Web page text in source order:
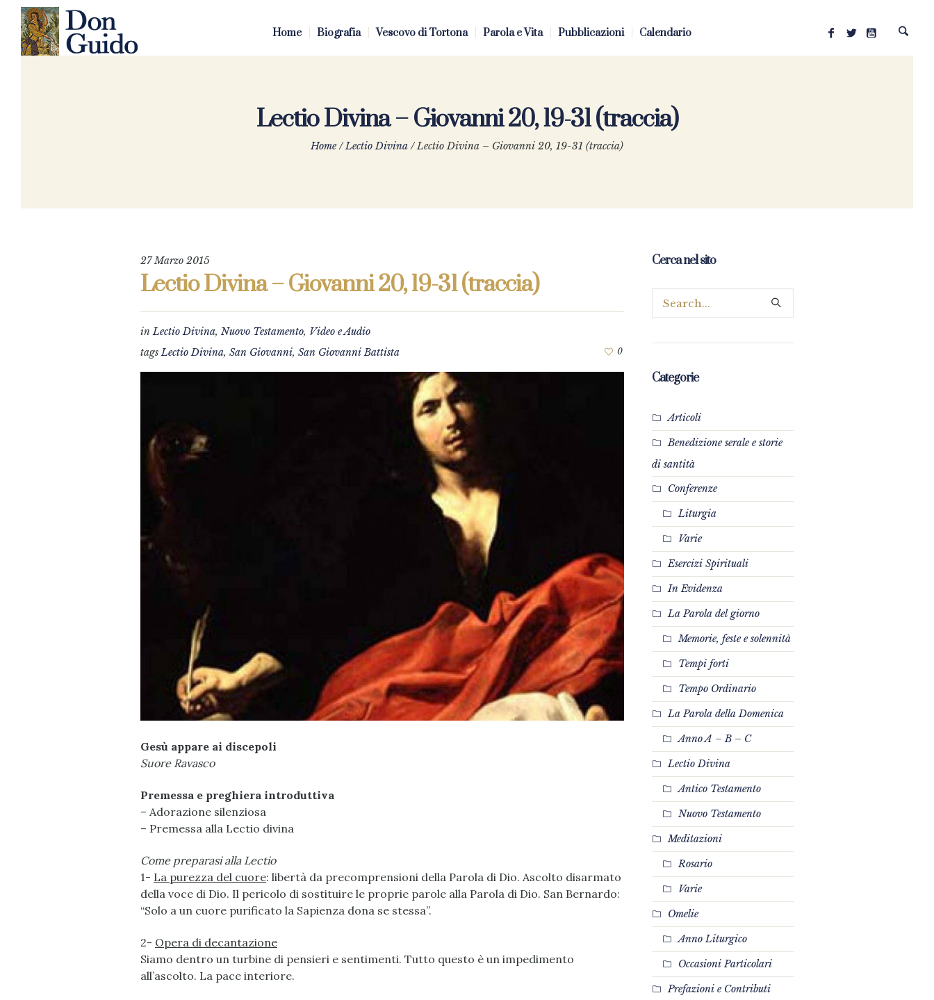
Home Biografia Vescovo di Tortona Parola e Vita Pubblicazioni Calendario
Lectio Divina – Giovanni 20, 19-31 (traccia)
Home /Lectio Divina /Lectio Divina – Giovanni 20, 19-31 (traccia)
27 Marzo 2015
Lectio Divina – Giovanni 20, 19-31 (traccia)
inLectio Divina, Nuovo Testamento, Video e Audio
tagsLectio Divina, San Giovanni, San Giovanni Battista 0
Gesù appare ai discepoli
Suore Ravasco
Premessa e preghiera introduttiva
– Adorazione silenziosa
– Premessa alla Lectio divina
Come preparasi alla Lectio
1- La purezza del cuore: libertà da precomprensioni della Parola di Dio. Ascolto disarmato
della voce di Dio. Il pericolo di sostituire le proprie parole alla Parola di Dio. San Bernardo:
“Solo a un cuore purificato la Sapienza dona se stessa”.
2- Opera di decantazione
Siamo dentro un turbine di pensieri e sentimenti. Tutto questo è un impedimento
all’ascolto. La pace interiore.
Cerca nel sito
Categorie
Articoli
Benedizione serale e storie
di santità
Conferenze
Liturgia
Varie
Esercizi Spirituali
In Evidenza
La Parola del giorno
Memorie, feste e solennità
Tempi forti
Tempo Ordinario
La Parola della Domenica
Anno A – B – C
Lectio Divina
Antico Testamento
Nuovo Testamento
Meditazioni
Rosario
Varie
Omelie
Anno Liturgico
Occasioni Particolari
Prefazioni e Contributi